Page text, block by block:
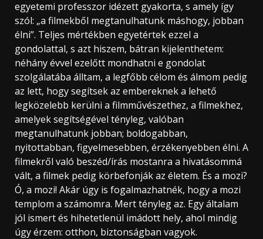
egyetemi professzor idézett gyakorta, s amely így
szól: „a filmekből megtanulhatunk máshogy, jobban
élni”. Teljes mértékben egyetértek ezzel a
gondolattal, s azt hiszem, bátran kijelenthetem:
néhány évvel ezelőtt mondhatni e gondolat
szolgálatába álltam, a legfőbb célom és álmom pedig
az lett, hogy segítsek az embereknek a lehető
legközelebb kerülni a filmművészethez, a filmekhez,
amelyek segítségével tényleg, valóban
megtanulhatunk jobban; boldogabban,
nyitottabban, figyelmesebben, érzékenyebben élni. A
filmekről való beszéd/írás mostanra a hivatásommá
vált, a filmek pedig körbefonják az életem. És a mozi?
Ó, a mozi! Akár úgy is fogalmazhatnék, hogy a mozi
templom a számomra. Mert tényleg az. Egy általam
jól ismert és hihetetlenül imádott hely, ahol mindig
úgy érzem: otthon, biztonságban vagyok.